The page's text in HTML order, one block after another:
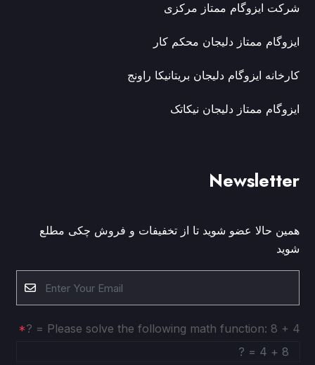
شرکت ایزوگام ممتاز مرکزی
ایزوگام ممتاز دلیجان محکم کار
کارخانه ایزوگام دلیجان بریتانیکا راونج
ایزوگام ممتاز دلیجان نیکاتک
Newsletter
همین حالا عضو شوید تا از تخفیفات و فروش چکی مطلع
شوید
Please solve the following math function: 8 + 4 = ?